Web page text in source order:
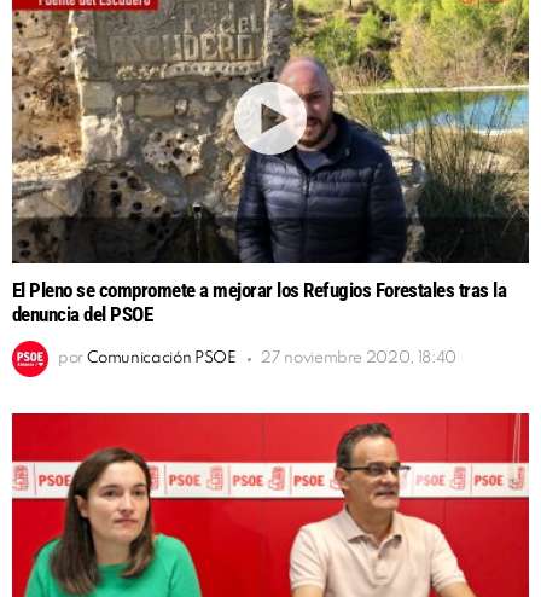
El Pleno se compromete a mejorar los Refugios Forestales tras la
denuncia del PSOE
por Comunicación PSOE 27 noviembre 2020, 18:40